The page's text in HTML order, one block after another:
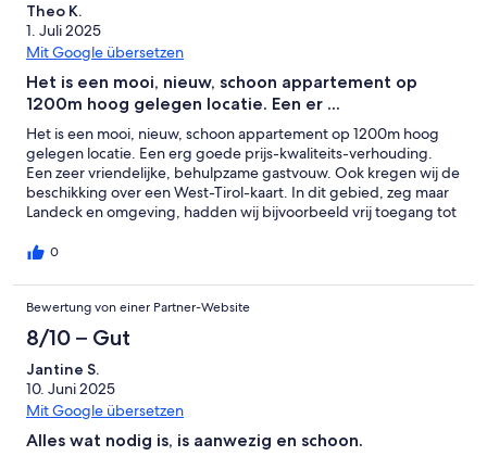
Theo K.
1. Juli 2025
Mit Google übersetzen
Het is een mooi, nieuw, schoon appartement op
1200m hoog gelegen locatie. Een er ...
Het is een mooi, nieuw, schoon appartement op 1200m hoog
gelegen locatie. Een erg goede prijs-kwaliteits-verhouding.
Een zeer vriendelijke, behulpzame gastvouw. Ook kregen wij de
beschikking over een West-Tirol-kaart. In dit gebied, zeg maar
Landeck en omgeving, hadden wij bijvoorbeeld vrij toegang tot
beter.
0
Bewertung von einer Partner-Website
8/10 – Gut
Jantine S.
10. Juni 2025
Mit Google übersetzen
Alles wat nodig is, is aanwezig en schoon.